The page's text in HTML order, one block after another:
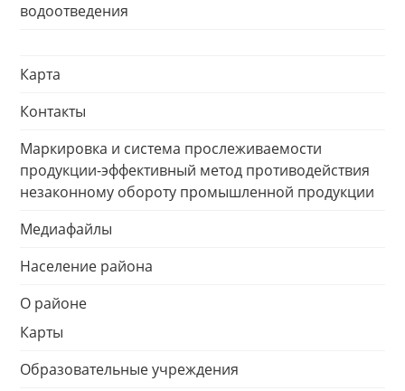
водоотведения
Карта
Контакты
Маркировка и система прослеживаемости
продукции-эффективный метод противодействия
незаконному обороту промышленной продукции
Медиафайлы
Население района
О районе
Карты
Образовательные учреждения